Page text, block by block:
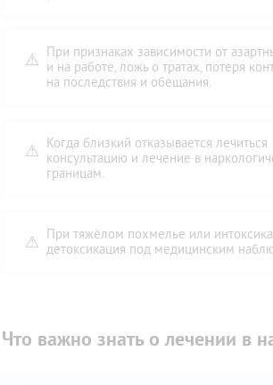
⚠
При признаках зависимости от
и на работе, ложь о тратах, потеря
на последствия и обещания.
⚠
Когда близкий отказывается
консультацию и лечение в
границам.
⚠
При тяжёлом похмелье или
детоксикация под медицинским
Что важно знать о лечении в